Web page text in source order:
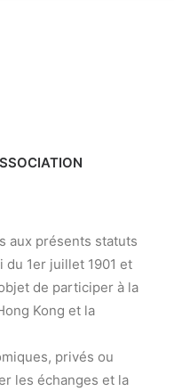
aux présents statuts
du 1er juillet 1901 et
de participer à la
Kong et la
privés ou
les échanges et la